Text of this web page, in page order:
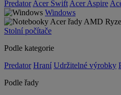
Predator Acer Swift Acer Aspire
Windows
Stolní počítače
Podle kategorie
Predator Hraní Udržitelné výrobky
Podle řady